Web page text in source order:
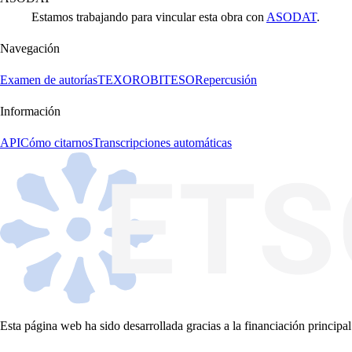
Estamos trabajando para vincular esta obra con ASODAT.
Navegación
Examen de autoríasTEXOROBITESORepercusión
Información
APICómo citarnosTranscripciones automáticas
Esta página web ha sido desarrollada gracias a la financiación